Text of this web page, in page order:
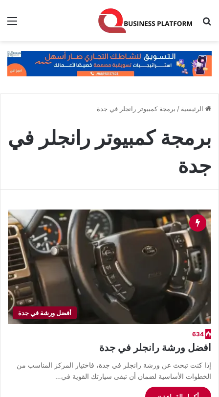
بحث عن
الرئيسية / برمجة كمبيوتر رانجلر في جدة
برمجة كمبيوتر رانجلر في
جدة
أفضل ورشة في جدة
634
افضل ورشة رانجلر في جدة
إذا كنت تبحث عن ورشة رانجلر في جدة، فاختيار المركز المناسب من
الخطوات الأساسية لضمان أن تبقى سيارتك القوية في…